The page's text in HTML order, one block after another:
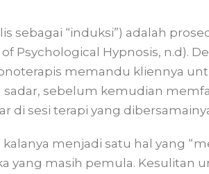
sebagai “induksi”) adalah
Psychological Hypnosis, n.d).
memandu kliennya
sadar, sebelum kemudian
di sesi terapi yang
menjadi satu hal yang
yang masih pemula. Kesulitan